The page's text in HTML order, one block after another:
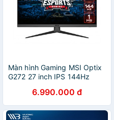
Màn hình Gaming MSI Optix
G272 27 inch IPS 144Hz
6.990.000 đ